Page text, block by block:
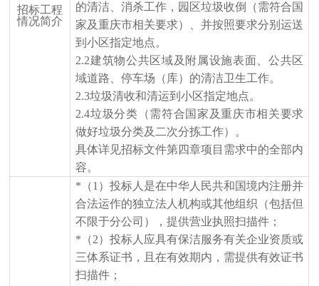
招标工程
情况简介
的清洁 、消杀工作 ， 园区垃圾收倒（需符合国
家及重庆市相关要求）、并按照要求分别运送
到小区指定地点。
2.2建筑物公共区域及附属设施表面、公共区
域道路、停车场（库）的清洁卫生工作。
2.3垃圾清收和清运到小区指定地点。
2.4垃圾分类（需符合国家及重庆市相关要求
做好垃圾分类及二次分拣工作）。
具体详见招标文件第四章项目需求中的全部内
容。
* （1）投标人是在中华人民共和国境内注册并
合法运作的独立法人机构或其他组织（包括但
不限于分公司），提供营业执照扫描件；
* （2）投标人应具有保洁服务有关企业资质或
三体系证书，
且在有效期内，需提供有效证书
扫描件；